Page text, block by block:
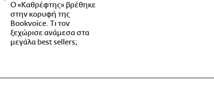
Ο «Καθρέφτης» βρέθηκε
στην κορυφή της
Bookvoice. Τι τον
ξεχώρισε ανάμεσα στα
μεγάλα best sellers;